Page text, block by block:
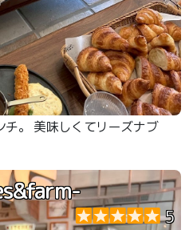
チ。 美味しくてリーズナブ
5